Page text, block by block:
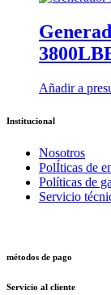
Añadir a
Institucional
Nosotros
PolÍticas de
Políticas de
Servicio
métodos de pago
Servicio al cliente